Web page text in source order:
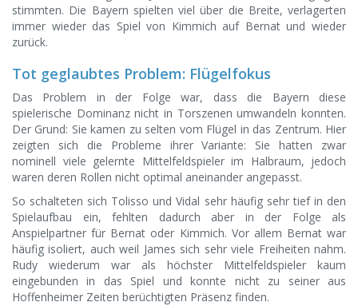
stimmten. Die Bayern spielten viel über die Breite, verlagerten
immer wieder das Spiel von Kimmich auf Bernat und wieder
zurück.
Tot geglaubtes Problem: Flügelfokus
Das Problem in der Folge war, dass die Bayern diese
spielerische Dominanz nicht in Torszenen umwandeln konnten.
Der Grund: Sie kamen zu selten vom Flügel in das Zentrum. Hier
zeigten sich die Probleme ihrer Variante: Sie hatten zwar
nominell viele gelernte Mittelfeldspieler im Halbraum, jedoch
waren deren Rollen nicht optimal aneinander angepasst.
So schalteten sich Tolisso und Vidal sehr häufig sehr tief in den
Spielaufbau ein, fehlten dadurch aber in der Folge als
Anspielpartner für Bernat oder Kimmich. Vor allem Bernat war
häufig isoliert, auch weil James sich sehr viele Freiheiten nahm.
Rudy wiederum war als höchster Mittelfeldspieler kaum
eingebunden in das Spiel und konnte nicht zu seiner aus
Hoffenheimer Zeiten berüchtigten Präsenz finden.